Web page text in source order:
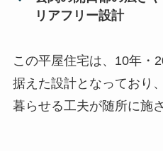
リアフリー設計
この平屋住宅は、10年・
据えた設計となっており
暮らせる工夫が随所に施